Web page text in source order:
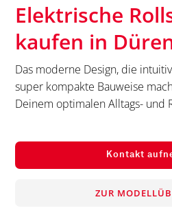
Elektrische
kaufen in
Das moderne Design, die
super kompakte Bauweise
Deinem optimalen Alltags- und
Kontakt
ZUR